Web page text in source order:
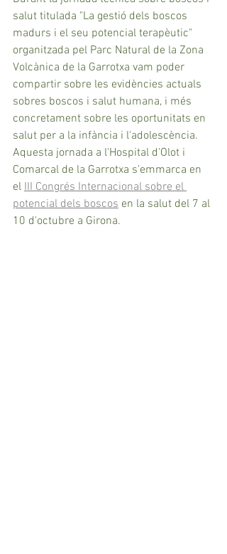
salut titulada "La gestió dels boscos
madurs i el seu potencial terapèutic"
organitzada pel Parc Natural de la Zona
Volcànica de la Garrotxa vam poder
compartir sobre les evidències actuals
sobres boscos i salut humana, i més
concretament sobre les oportunitats en
salut per a la infància i l'adolescència.
Aquesta jornada a l'Hospital d'Olot i
Comarcal de la Garrotxa s'emmarca en
el III Congrés Internacional sobre el
potencial dels boscos en la salut del 7 al
10 d'octubre a Girona.